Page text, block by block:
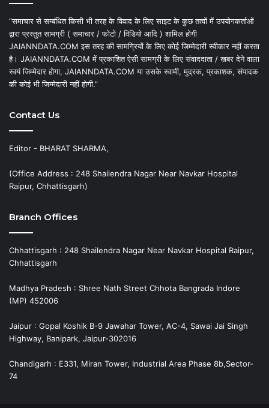
“समाचार से सम्बंधित किसी भी तरह के विवाद के लिए साइट के कुछ तत्वों में उपयोगकर्ताओं
द्वारा प्रस्तुत सामग्री ( समाचार / फोटो / विडियो आदि ) शामिल होगी
JAIANNDATA.COM इस तरह की सामग्रियों के लिए कोई जिम्मेदारी स्वीकार नहीं करता
है। JAIANNDATA.COM में प्रकाशित ऐसी सामग्री के लिए संवाददाता / खबर देने वाला
स्वयं जिम्मेदार होगा, JAIANNDATA.COM या उसके स्वामी, मुद्रक, प्रकाशक, संपादक
की कोई भी जिम्मेदारी नहीं होगी.”
Contact Us
Editor - BHARAT SHARMA,
(Office Address : 248 Shailendra Nagar Near Navkar Hospital
Raipur, Chhattisgarh)
Branch Offices
Chhattisgarh : 248 Shailendra Nagar Near Navkar Hospital Raipur,
Chhattisgarh
Madhya Pradesh : Shree Nath Street Chhota Bangrada Indore
(MP) 452006
Jaipur : Gopal Koshik B-9 Jawahar Tower, AC-4, Sawai Jai Singh
Highway, Banipark, Jaipur-302016
Chandigarh : E331, Miran Tower, Industrial Area Phase 8b,Sector-
74